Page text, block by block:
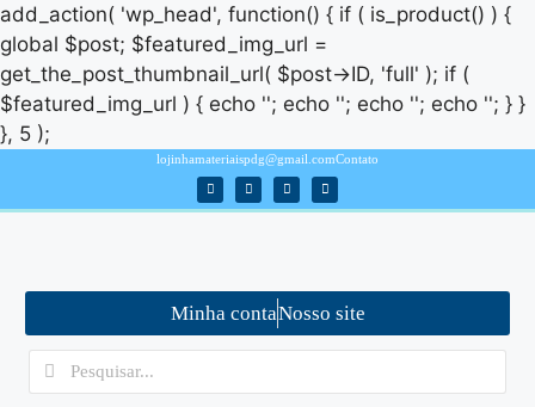
add_action( 'wp_head', function() { if ( is_product() ) {
global $post; $featured_img_url =
get_the_post_thumbnail_url( $post->ID, 'full' ); if (
$featured_img_url ) { echo ''; echo ''; echo ''; echo ''; } }
}, 5 );
lojinhamateriaispdg@gmail.comContato
Minha contaNosso site